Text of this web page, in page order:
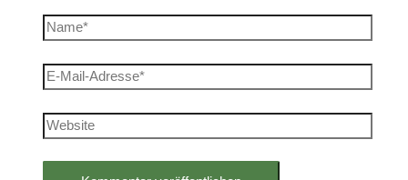
Name*
E-
Mail-
Adresse*
Website